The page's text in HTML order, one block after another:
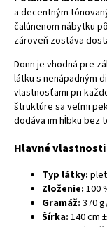
a decentným
čalúnenom nábytku
zároveň zostáva
Donn je vhodná pre
látku s nenápadným
vlastnosťami pri
štruktúre sa veľmi
dodáva im hĺbku bez
Hlavné
Typ látky:
Zloženie: 100
Gramáž: 370
Šírka: 140 cm